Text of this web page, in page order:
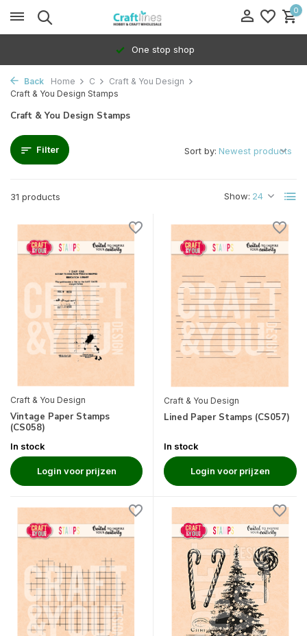
0
100% Dedicated to independents
Back Home C
Craft & You Design
Craft & You Design Stamps
Craft & You Design Stamps
Filter
31 products Show:
Sort by:
Craft & You Design
Vintage Paper Stamps
(CS058)
In stock
Login voor prijzen
Craft & You Design
Lined Paper Stamps (CS057)
In stock
Login voor prijzen